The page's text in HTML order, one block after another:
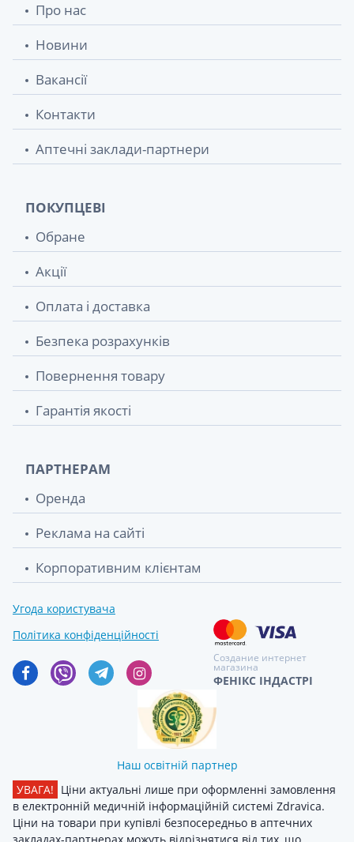
Про нас
Новини
Вакансії
Контакти
Аптечні заклади-партнери
ПОКУПЦЕВІ
Обране
Акції
Оплата і доставка
Безпека розрахунків
Повернення товару
Гарантія якості
ПАРТНЕРАМ
Оренда
Реклама на сайті
Корпоративним клієнтам
Угода користувача
Політика конфіденційності
Создание интернет
магазина
ФЕНІКС ІНДАСТРІ
Наш освітній партнер
УВАГА! Ціни актуальні лише при оформленні замовлення
в електронній медичній інформаційній системі Zdravica.
Ціни на товари при купівлі безпосередньо в аптечних